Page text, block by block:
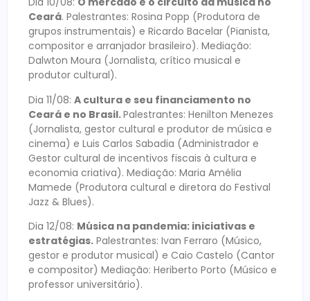
Ceará. Palestrantes: Rosina Popp (Produtora de
grupos instrumentais) e Ricardo Bacelar (Pianista,
compositor e arranjador brasileiro). Mediação:
Dalwton Moura (Jornalista, crítico musical e
produtor cultural).
Dia 11/08: A cultura e seu financiamento no
Ceará e no Brasil.Palestrantes: Henilton Menezes
(Jornalista, gestor cultural e produtor de música e
cinema) e Luis Carlos Sabadia (Administrador e
Gestor cultural de incentivos fiscais à cultura e
economia criativa). Mediação: Maria Amélia
Mamede (Produtora cultural e diretora do Festival
Jazz & Blues).
Dia 12/08: Música na pandemia: iniciativas e
estratégias. Palestrantes: Ivan Ferraro (Músico,
gestor e produtor musical) e Caio Castelo (Cantor
e compositor) Mediação: Heriberto Porto (Músico e
professor universitário).